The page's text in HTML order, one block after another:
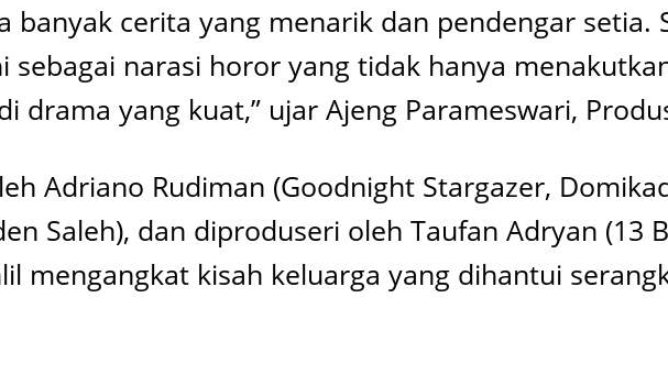
banyak cerita yang menarik dan pendengar setia.
sebagai narasi horor yang tidak hanya
drama yang kuat,” ujar Ajeng Parameswari,
Adriano Rudiman (Goodnight Stargazer,
Saleh), dan diproduseri oleh Taufan Adryan (13
mengangkat kisah keluarga yang dihantui